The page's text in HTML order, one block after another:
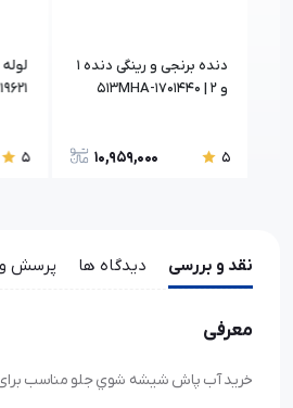
دنده برنجی و رینگی دنده 1
و 2 | 513MHA-1701440
5
10,959,000
5
نقد و بررسی دیدگاه ها پرسش
معرفی